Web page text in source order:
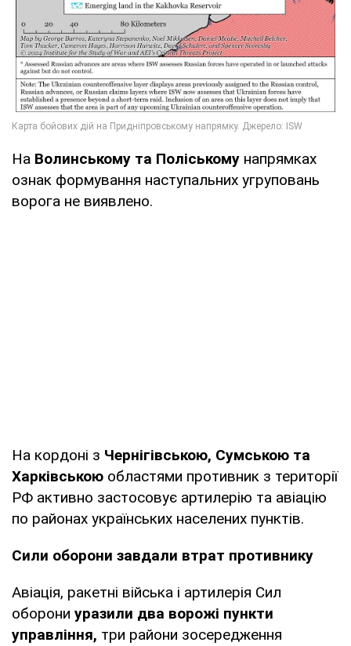
На Волинському та Поліському напрямках
ознак формування наступальних угруповань
ворога не виявлено.
На кордоні з Чернігівською, Сумською та
Харківською областями противник з території
РФ активно застосовує артилерію та авіацію
по районах українських населених пунктів.
Сили оборони завдали втрат противнику
Авіація, ракетні війська і артилерія Сил
оборони уразили два ворожі пункти
управління, три райони зосередження